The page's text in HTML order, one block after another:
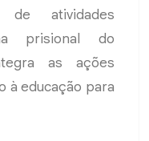
atividades
prisional do
as ações
à educação para